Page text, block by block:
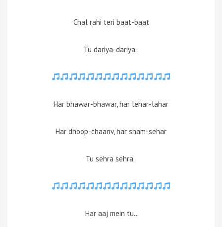
Chal rahi teri baat-baat
Tu dariya-dariya..
Har bhawar-bhawar, har lehar-lahar
Har dhoop-chaanv, har sham-sehar
Tu sehra sehra..
Har aaj mein tu..